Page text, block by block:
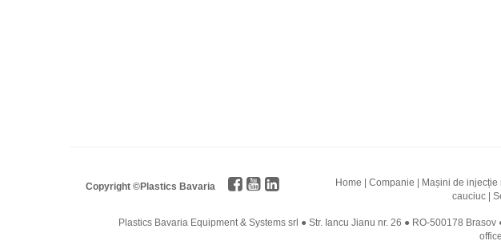
Copyright ©Plastics Bavaria Home Companie Mașini de injecție
cauciuc
Plastics Bavaria Equipment & Systems srl ● Str. Iancu Jianu nr. 26 ● RO-500178 Brasov